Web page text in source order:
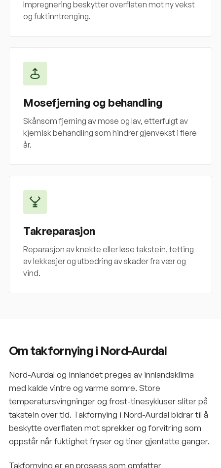
Impregnering beskytter overflaten mot ny vekst
og fuktinntrenging.
Mosefjerning og behandling
Skånsom fjerning av mose og lav, etterfulgt av
kjemisk behandling som hindrer gjenvekst i flere
år.
Takreparasjon
Reparasjon av knekte eller løse takstein, tetting
av lekkasjer og utbedring av skader fra vær og
vind.
Om takfornying i Nord-Aurdal
Nord-Aurdal og Innlandet preges av innlandsklima
med kalde vintre og varme somre. Store
temperatursvingninger og frost-tinesykluser sliter på
takstein over tid. Takfornying i Nord-Aurdal bidrar til å
beskytte overflaten mot sprekker og forvitring som
oppstår når fuktighet fryser og tiner gjentatte ganger.
Takfornying er en prosess som omfatter